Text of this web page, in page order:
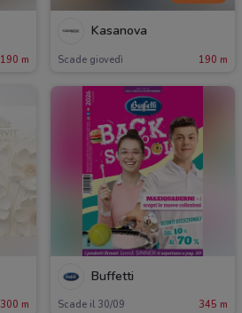
190 m
Kasanova
Scade giovedì 190 m
300 m
Buffetti
Scade il 30/09 345 m